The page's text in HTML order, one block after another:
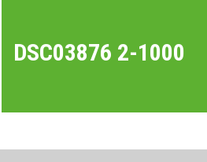
DSC03876 2-1000